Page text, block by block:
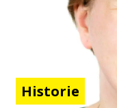
Historie